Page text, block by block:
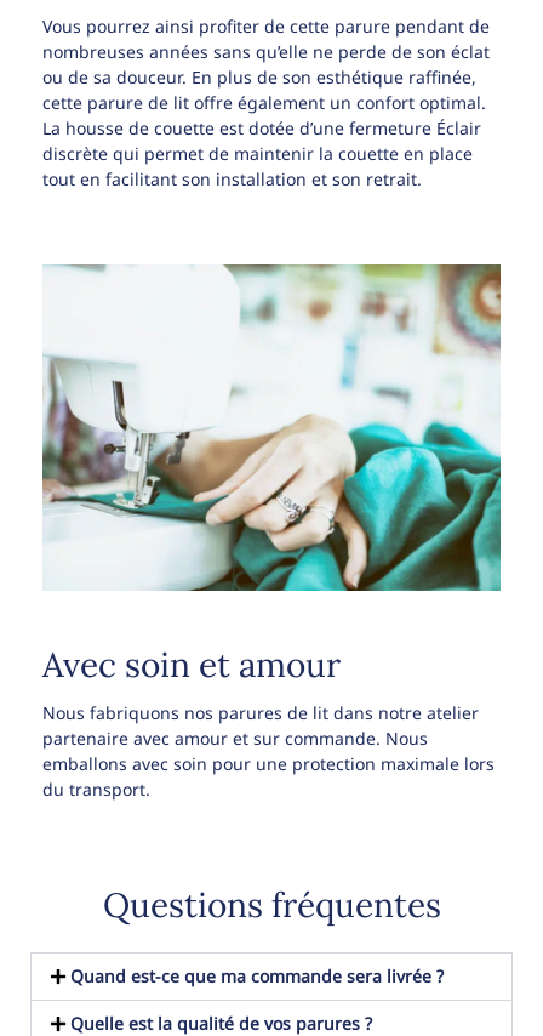
Vous pourrez ainsi profiter de cette parure pendant de
nombreuses années sans qu’elle ne perde de son éclat
ou de sa douceur. En plus de son esthétique raffinée,
cette parure de lit offre également un confort optimal.
La housse de couette est dotée d’une fermeture Éclair
discrète qui permet de maintenir la couette en place
tout en facilitant son installation et son retrait.
Avec soin et amour
Nous fabriquons nos parures de lit dans notre atelier
partenaire avec amour et sur commande. Nous
emballons avec soin pour une protection maximale lors
du transport.
Questions fréquentes
Quand est-ce que ma commande sera livrée ?
Quelle est la qualité de vos parures ?